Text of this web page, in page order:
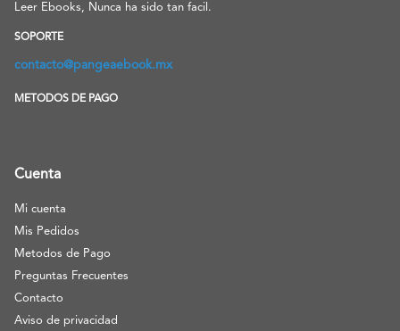
Leer Ebooks, Nunca ha sido tan facil.
SOPORTE
contacto@pangeaebook.mx
METODOS DE PAGO
Cuenta
Mi cuenta
Mis Pedidos
Metodos de Pago
Preguntas Frecuentes
Contacto
Aviso de privacidad